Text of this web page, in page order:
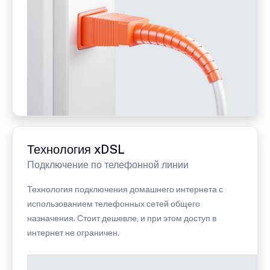
Технология xDSL
Подключение по телефонной линии
Технология подключения домашнего интернета с
использованием телефонных сетей общего
назначения. Стоит дешевле, и при этом доступ в
интернет не ограничен.